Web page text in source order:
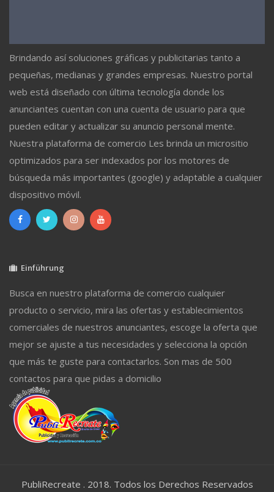
Brindando así soluciones gráficas y publicitarias tanto a
pequeñas, medianas y grandes empresas. Nuestro portal
web está diseñado con última tecnología donde los
anunciantes cuentan con una cuenta de usuario para que
pueden editar y actualizar su anuncio personal mente.
Nuestra plataforma de comercio Les brinda un micrositio
optimizados para ser indexados por los motores de
búsqueda más importantes (google) y adaptable a cualquier
dispositivo móvil.
Einführung
Busca en nuestro plataforma de comercio cualquier
producto o servicio, mira las ofertas y establecimientos
comerciales de nuestros anunciantes, escoge la oferta que
mejor se ajuste a tus necesidades y selecciona la opción
que más te guste para contactarlos. Son mas de 500
contactos para que pidas a domicilio
PubliRecreate . 2018. Todos los Derechos Reservados